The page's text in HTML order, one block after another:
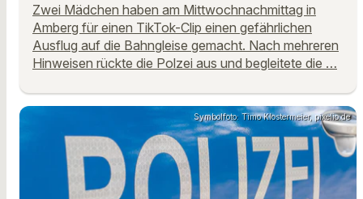
Zwei Mädchen haben am Mittwochnachmittag in
Amberg für einen TikTok-Clip einen gefährlichen
Ausflug auf die Bahngleise gemacht. Nach mehreren
Hinweisen rückte die Polzei aus und begleitete die …
Symbolfoto: Timo Klostermeier, pixelio.de